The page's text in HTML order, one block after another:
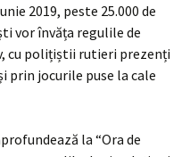
2019, peste 25.000 de
vor învăța regulile de
cu polițiștii rutieri prezenți
prin jocurile puse la cale
la “Ora de